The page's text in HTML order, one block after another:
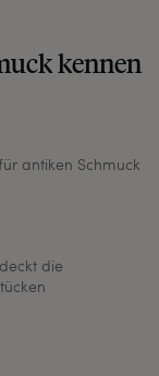
kennen
antiken Schmuck
die